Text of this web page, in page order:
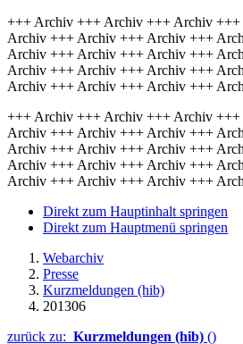
+++ Archiv +++ Archiv +++ Archiv
Archiv +++ Archiv +++ Archiv +++
Archiv +++ Archiv +++ Archiv +++
Archiv +++ Archiv +++ Archiv +++
Archiv +++ Archiv +++ Archiv +++
+++ Archiv +++ Archiv +++ Archiv
Archiv +++ Archiv +++ Archiv +++
Archiv +++ Archiv +++ Archiv +++
Archiv +++ Archiv +++ Archiv +++
Archiv +++ Archiv +++ Archiv +++
Direkt zum Hauptinhalt springen
Direkt zum Hauptmenü springen
Webarchiv
Presse
Kurzmeldungen (hib)
201306
zurück zu: Kurzmeldungen (hib) ()